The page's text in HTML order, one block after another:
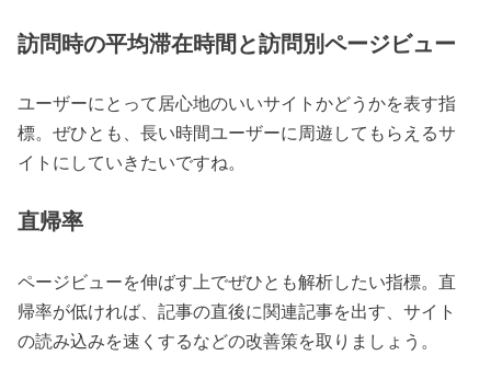
訪問時の平均滞在時間と訪問別ページビュー
ユーザーにとって居心地のいいサイトかどうかを表す指
標。ぜひとも、長い時間ユーザーに周遊してもらえるサ
イトにしていきたいですね。
直帰率
ページビューを伸ばす上でぜひとも解析したい指標。直
帰率が低ければ、記事の直後に関連記事を出す、サイト
の読み込みを速くするなどの改善策を取りましょう。